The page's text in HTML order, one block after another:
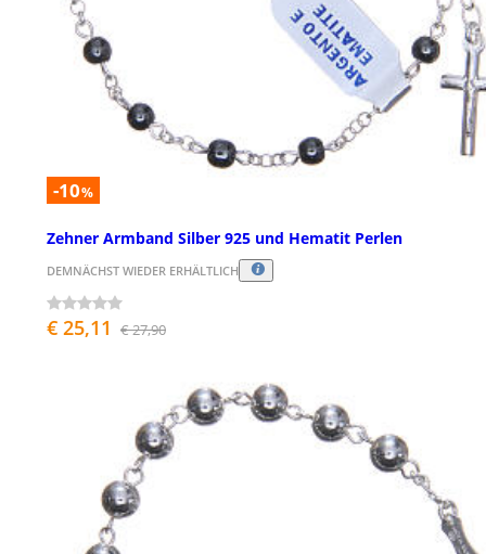
-10%
Zehner Armband Silber 925 und Hematit Perlen
DEMNÄCHST WIEDER ERHÄLTLICH
€ 25,11 € 27,90